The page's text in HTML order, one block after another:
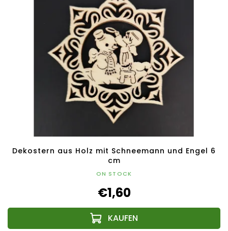
Dekostern aus Holz mit Schneemann und Engel 6
cm
ON STOCK
€1,60